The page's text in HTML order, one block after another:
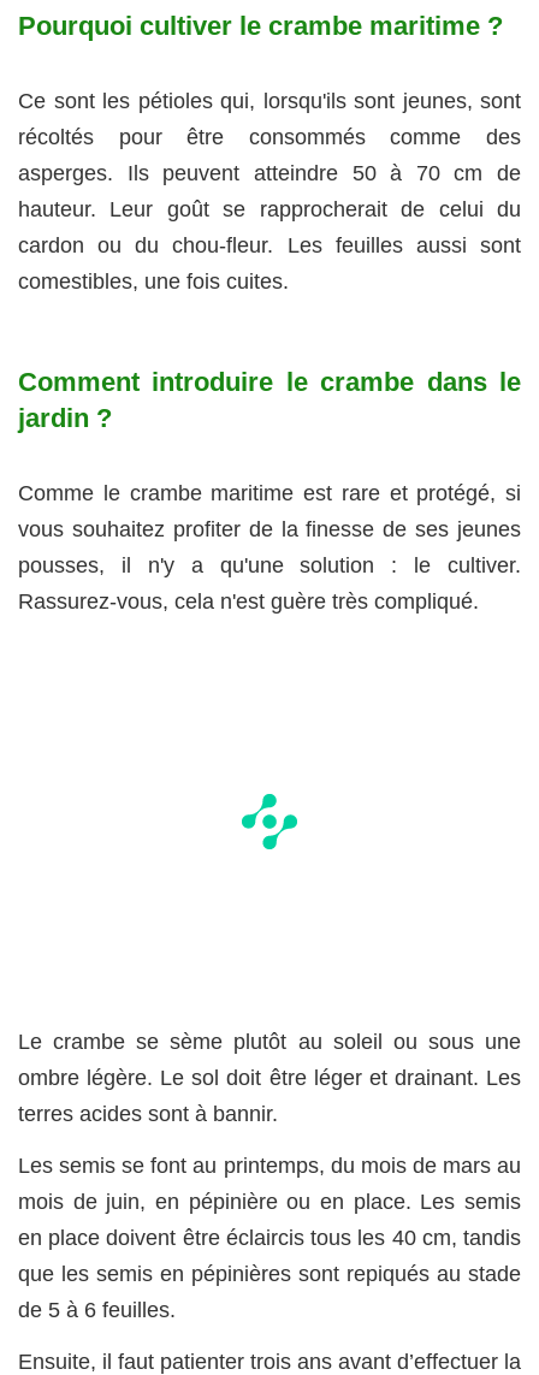
Pourquoi cultiver le crambe maritime ?
Ce sont les pétioles qui, lorsqu'ils sont jeunes, sont
récoltés pour être consommés comme des
asperges. Ils peuvent atteindre 50 à 70 cm de
hauteur. Leur goût se rapprocherait de celui du
cardon ou du chou-fleur. Les feuilles aussi sont
comestibles, une fois cuites.
Comment introduire le crambe dans le
jardin ?
Comme le crambe maritime est rare et protégé, si
vous souhaitez profiter de la finesse de ses jeunes
pousses, il n'y a qu'une solution : le cultiver.
Rassurez-vous, cela n'est guère très compliqué.
Le crambe se sème plutôt au soleil ou sous une
ombre légère. Le sol doit être léger et drainant. Les
terres acides sont à bannir.
Les semis se font au printemps, du mois de mars au
mois de juin, en pépinière ou en place. Les semis
en place doivent être éclaircis tous les 40 cm, tandis
que les semis en pépinières sont repiqués au stade
de 5 à 6 feuilles.
Ensuite, il faut patienter trois ans avant d’effectuer la